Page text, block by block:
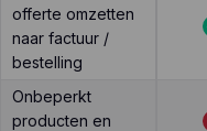
offerte omzetten
naar factuur /
bestelling
Onbeperkt
producten en